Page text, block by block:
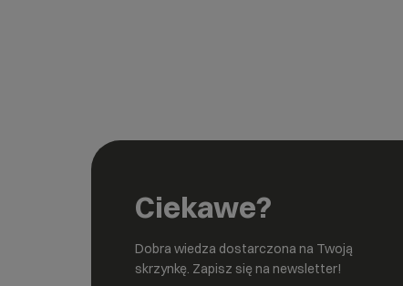
Ciekawe?
Dobra wiedza dostarczona na Twoją
skrzynkę. Zapisz się na newsletter!